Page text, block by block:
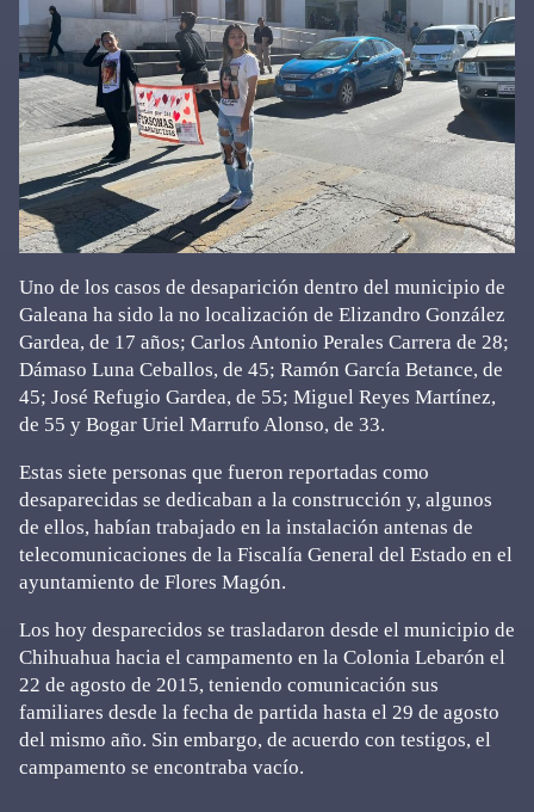
Uno de los casos de desaparición dentro del municipio de
Galeana ha sido la no localización de Elizandro González
Gardea, de 17 años; Carlos Antonio Perales Carrera de 28;
Dámaso Luna Ceballos, de 45; Ramón García Betance, de
45; José Refugio Gardea, de 55; Miguel Reyes Martínez,
de 55 y Bogar Uriel Marrufo Alonso, de 33.
Estas siete personas que fueron reportadas como
desaparecidas se dedicaban a la construcción y, algunos
de ellos, habían trabajado en la instalación antenas de
telecomunicaciones de la Fiscalía General del Estado en el
ayuntamiento de Flores Magón.
Los hoy desparecidos se trasladaron desde el municipio de
Chihuahua hacia el campamento en la Colonia Lebarón el
22 de agosto de 2015, teniendo comunicación sus
familiares desde la fecha de partida hasta el 29 de agosto
del mismo año. Sin embargo, de acuerdo con testigos, el
campamento se encontraba vacío.